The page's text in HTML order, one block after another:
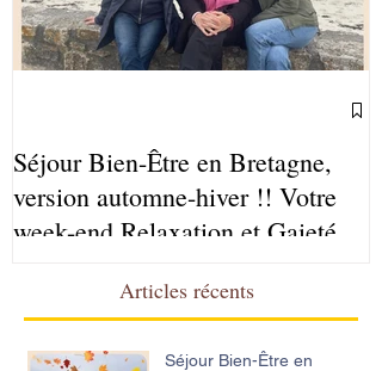
Séjour Bien-Être en Bretagne,
version automne-hiver !! Votre
week-end Relaxation et Gaieté
Articles récents
Séjour Bien-Être en